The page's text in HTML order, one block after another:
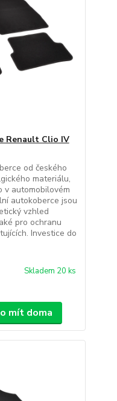
Renault Clio IV
od českého
materiálu,
v automobilovém
autokoberce jsou
vzhled
pro ochranu
Investice do
Skladem 20 ks
mít doma